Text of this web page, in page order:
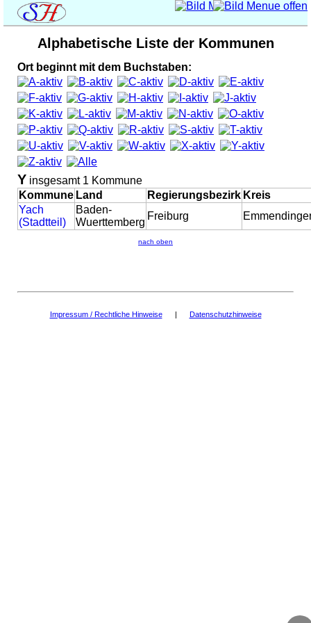
Alphabetische Liste der Kommunen
Ort beginnt mit dem Buchstaben:
Y insgesamt 1 Kommune
Kommune Land Regierungsbezirk Kreis
Yach
(Stadtteil)
Baden-
Wuerttemberg
Freiburg
nach oben
Impressum / Rechtliche Hinweise| Datenschutzhinweise